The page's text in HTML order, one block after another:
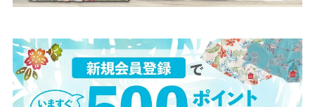
130cm
140cm
在庫切れ 店舗取り寄せ申請